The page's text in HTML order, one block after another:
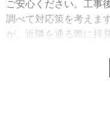
最近の漆喰材は袋を開
間の耐久性が期待でき
雨漏り修理では原因の
例では、築30年ほどの
ご安心ください。工事
調べて対応策を考えま
が、近隣を通る際に拝
最後に「やねいろは」